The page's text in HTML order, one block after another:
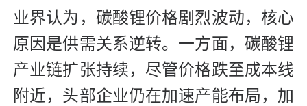
业界认为，碳酸锂价格剧烈波动，核心
原因是供需关系逆转。一方面，碳酸锂
产业链扩张持续，尽管价格跌至成本线
附近，头部企业仍在加速产能布局，加